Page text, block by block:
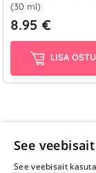
(30 ml)
8.95 €
LISA
Selle
See
See veebisait